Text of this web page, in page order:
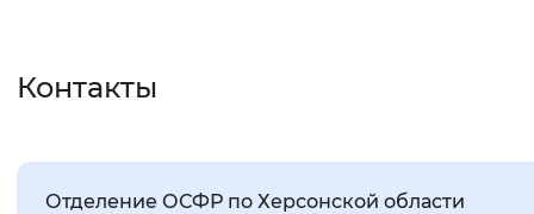
Контакты
Отделение ОСФР по Херсонской области